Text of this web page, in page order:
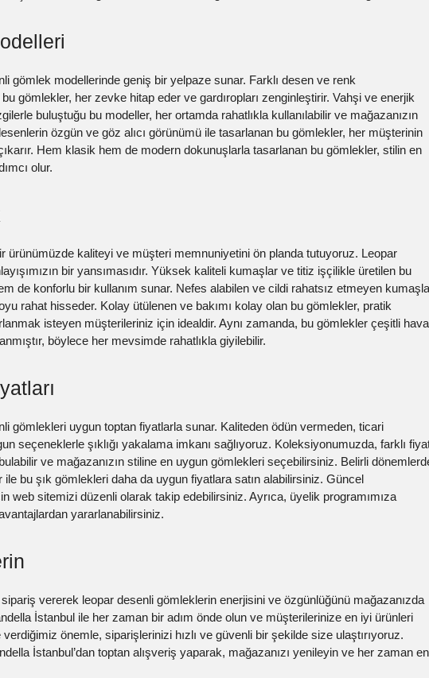
gömlek modellerinde geniş bir yelpaze sunar. Farklı desen ve renk
gömlekler, her zevke hitap eder ve gardıropları zenginleştirir. Vahşi ve enerjik
buluştuğu bu modeller, her ortamda rahatlıkla kullanılabilir ve mağazanızın
özgün ve göz alıcı görünümü ile tasarlanan bu gömlekler, her müşterinin
Hem klasik hem de modern dokunuşlarla tasarlanan bu gömlekler, stilin en
olur.
ürünümüzde kaliteyi ve müşteri memnuniyetini ön planda tutuyoruz. Leopar
bir yansımasıdır. Yüksek kaliteli kumaşlar ve titiz işçilikle üretilen bu
de konforlu bir kullanım sunar. Nefes alabilen ve cildi rahatsız etmeyen
rahat hisseder. Kolay ütülenen ve bakımı kolay olan bu gömlekler, pratik
isteyen müşterileriniz için idealdir. Aynı zamanda, bu gömlekler çeşitli hava
böylece her mevsimde rahatlıkla giyilebilir.
gömlekleri uygun toptan fiyatlarla sunar. Kaliteden ödün vermeden, ticari
seçeneklerle şıklığı yakalama imkanı sağlıyoruz. Koleksiyonumuzda, farklı
ve mağazanızın stiline en uygun gömlekleri seçebilirsiniz. Belirli
bu şık gömlekleri daha da uygun fiyatlara satın alabilirsiniz. Güncel
web sitemizi düzenli olarak takip edebilirsiniz. Ayrıca, üyelik programımıza
yararlanabilirsiniz.
vererek leopar desenli gömleklerin enerjisini ve özgünlüğünü mağazanızda
İstanbul ile her zaman bir adım önde olun ve müşterilerinize en iyi ürünleri
önemle, siparişlerinizi hızlı ve güvenli bir şekilde size ulaştırıyoruz.
İstanbul’dan toptan alışveriş yaparak, mağazanızı yenileyin ve her zaman en